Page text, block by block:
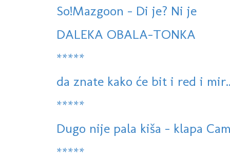
So!Mazgoon - Di je? Ni je
DALEKA OBALA-TONKA
*****
da znate kako će bit i red i
*****
Dugo nije pala kiša - klapa
*****